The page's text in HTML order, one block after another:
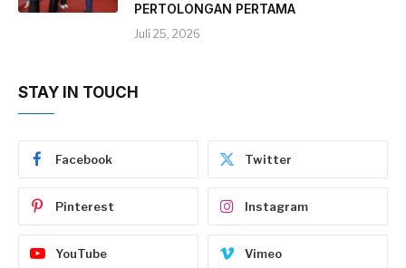
PERTOLONGAN PERTAMA
Juli 25, 2026
STAY IN TOUCH
Facebook Twitter
Pinterest Instagram
YouTube Vimeo